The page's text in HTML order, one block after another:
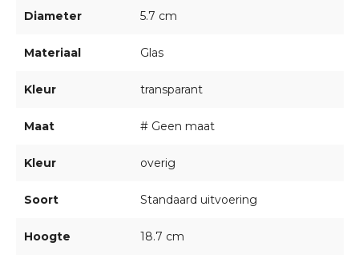
Diameter 5.7 cm
Materiaal Glas
Kleur transparant
Maat # Geen maat
Kleur overig
Soort Standaard uitvoering
Hoogte 18.7 cm